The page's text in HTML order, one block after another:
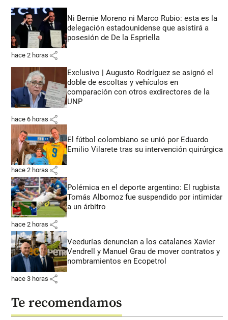
Ni Bernie Moreno ni Marco Rubio: esta es la
delegación estadounidense que asistirá a
posesión de De la Espriella
hace 2 horas share
Exclusivo | Augusto Rodríguez se asignó el
doble de escoltas y vehículos en
comparación con otros exdirectores de la
UNP
hace 6 horas share
El fútbol colombiano se unió por Eduardo
Emilio Vilarete tras su intervención quirúrgica
hace 2 horas share
Polémica en el deporte argentino: El rugbista
Tomás Albornoz fue suspendido por intimidar
a un árbitro
hace 2 horas share
Veedurías denuncian a los catalanes Xavier
Vendrell y Manuel Grau de mover contratos y
nombramientos en Ecopetrol
hace 3 horas share
Te recomendamos